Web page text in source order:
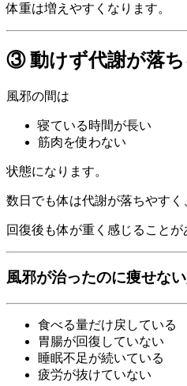
体重は増えやすくなります。
③ 動けず代謝が落ち
風邪の間は
寝ている時間が長い
筋肉を使わない
状態になります。
数日でも体は代謝が落ちやすく
回復後も体が重く感じることが
風邪が治ったのに痩せな
食べる量だけ戻している
胃腸が回復していない
睡眠不足が続いている
疲労が抜けていない